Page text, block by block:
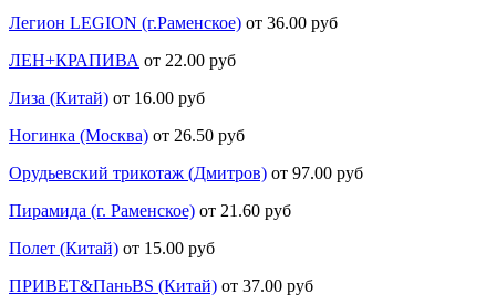
Легион LEGION (г.Раменское) от 36.00 руб
ЛЕН+КРАПИВА от 22.00 руб
Лиза (Китай) от 16.00 руб
Ногинка (Москва) от 26.50 руб
Орудьевский трикотаж (Дмитров) от 97.00 руб
Пирамида (г. Раменское) от 21.60 руб
Полет (Китай) от 15.00 руб
ПРИВЕТ&ПаньBS (Китай) от 37.00 руб